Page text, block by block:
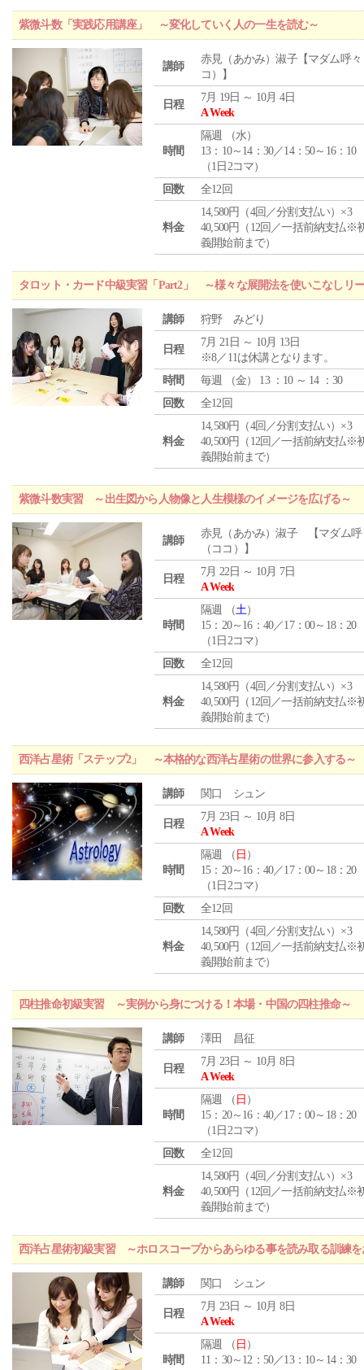
紫微斗数「実践応用講座」 ～変化していく人の一生を読む～
講師
赤見（あかみ）淑子【マダム呼々
コ）】
日程
7月 19日 ～ 10月 4日
A Week
時間
隔週 （水）
13：10～14：30／14：50～16：10
（1日2コマ）
回数
全12回
料金
14,580円（4回／分割支払い）×3
40,500円（12回／一括前納支払※
義開始前まで）
タロット・カード中級実習「Part2」 ～様々な展開法を使いこなしリ
講師 狩野 みどり
日程
7月 21日 ～ 10月 13日
※8／11は休講となります。
時間
毎週 （金） 13 ：10 ～ 14 ：30
回数
全12回
料金
14,580円（4回／分割支払い）×3
40,500円（12回／一括前納支払※
義開始前まで）
紫微斗数実習 ～出生図から人物像と人生模様のイメージを広げる～
講師
赤見（あかみ）淑子 【マダム呼
（ココ）】
日程
7月 22日 ～ 10月 7日
A Week
時間
隔週 （土）
15：20～16：40／17：00～18：20
（1日2コマ）
回数
全12回
料金
14,580円（4回／分割支払い）×3
40,500円（12回／一括前納支払※
義開始前まで）
西洋占星術「ステップ2」 ～本格的な西洋占星術の世界に参入する～
講師 関口 シュン
日程
7月 23日 ～ 10月 8日
A Week
時間
隔週 （ 日 ）
15：20～16：40／17：00～18：20
（1日2コマ）
回数
全12回
料金
14,580円（4回／分割支払い）×3
40,500円（12回／一括前納支払※
義開始前まで）
四柱推命初級実習 ～実例から身につける！本場・中国の四柱推命～
講師 澤田 昌征
日程
7月 23日 ～ 10月 8日
A Week
時間
隔週 （ 日 ）
15：20～16：40／17：00～18：20
（1日2コマ）
回数
全12回
料金
14,580円（4回／分割支払い）×3
40,500円（12回／一括前納支払※
義開始前まで）
西洋占星術初級実習 ～ホロスコープからあらゆる事を読み取る訓練を
講師 関口 シュン
日程
7月 23日 ～ 10月 8日
A Week
時間
隔週 （ 日 ）
11：30～12：50／13：10～14：30